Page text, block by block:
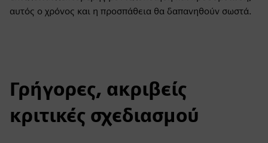
αυτός ο χρόνος και η προσπάθεια θα δαπανηθούν σωστά.
Γρήγορες, ακριβείς
κριτικές σχεδιασμού